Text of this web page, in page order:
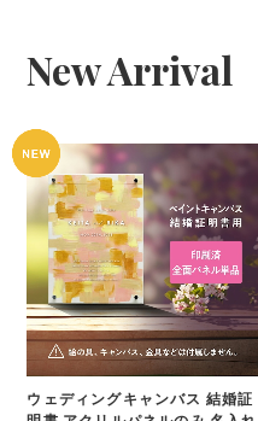
New Arrival
ウェディングキャンバス 結婚証